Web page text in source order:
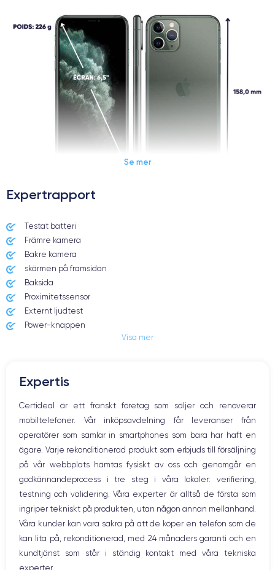
Dimensions et poids iPhone 11 Pro Max
Date de sortie
10/09/2019
Dimensions
OLED 6.5 pouces
Puce A13 Bionic 6
Nom GPU
GPU 4 cœurs
Fréq. processeur
2.65 GHz
12 Mpx 12 Mpx
Résolution vidéo
4K - 3840 x 2160 px
Recharge rapide
Oui, minimum 18W
Batterie Type de SIM
Se mer
Expertrapport
Testat batteri
Främre kamera
Bakre kamera
skärmen på framsidan
Baksida
Proximitetssensor
Externt ljudtest
Power-knappen
Högtalare
Hem-knappen
Bluetooth
WiFi
Nätverk
Vibration
Prise USB
Visa mer
Expertis
Certideal är ett franskt företag som säljer och renoverar
mobiltelefoner. Vår inköpsavdelning får leveranser från
operatörer som samlar in smartphones som bara har haft en
ägare. Varje rekonditionerad produkt som erbjuds till försäljning
på vår webbplats hämtas fysiskt av oss och genomgår en
godkännandeprocess i tre steg i våra lokaler: verifiering,
testning och validering. Våra experter är alltså de första som
ingriper tekniskt på produkten, utan någon annan mellanhand.
Våra kunder kan vara säkra på att de köper en telefon som de
kan lita på, rekonditionerad, med 24 månaders garanti och en
kundtjänst som står i ständig kontakt med våra tekniska
experter.